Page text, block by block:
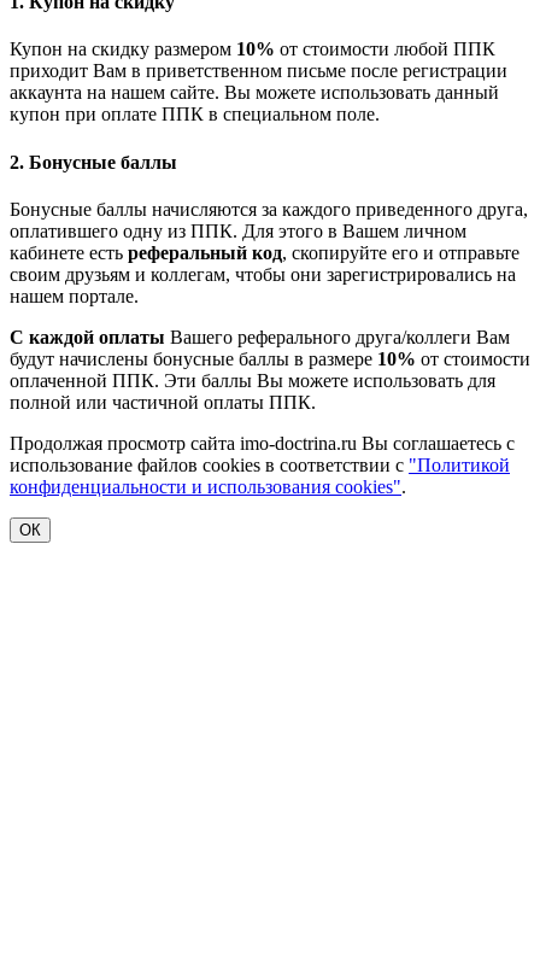
Купон на скидку размером 10% от стоимости любой ППК
приходит Вам в приветственном письме после регистрации
аккаунта на нашем сайте. Вы можете использовать данный
купон при оплате ППК в специальном поле.
2. Бонусные баллы
Бонусные баллы начисляются за каждого приведенного друга,
оплатившего одну из ППК. Для этого в Вашем личном
кабинете есть реферальный код, скопируйте его и отправьте
своим друзьям и коллегам, чтобы они зарегистрировались на
нашем портале.
С каждой оплаты Вашего реферального друга/коллеги Вам
будут начислены бонусные баллы в размере 10% от стоимости
оплаченной ППК. Эти баллы Вы можете использовать для
полной или частичной оплаты ППК.
Продолжая просмотр сайта imo-doctrina.ru Вы соглашаетесь с
использование файлов cookies в соответствии с "Политикой
конфиденциальности и использования cookies".
ОК